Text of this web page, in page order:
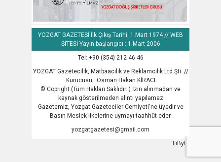
YOZGAT GAZETESİ İlk Çıkış Tarihi: 1 Mart 1974 // WEB
SİTESİ Yayın başlangıcı : 1 Mart 2006
Tel: +90 (354) 212 46 46
YOZGAT Gazetecilik, Matbaacılık ve Reklamcılık Ltd.Şti. //
Kurucusu : Osman Hakan KİRACI
© Copright (Tüm Hakları Saklıdır. ) İzin alınmadan ve
kaynak gösterilmeden alıntı yapılamaz
Gazetemiz, Yozgat Gazeteciler Cemiyeti'ne üyedir ve
Basın Meslek ilkelerine uymayı taahhüt eder.
yozgatgazetesi@gmail.com
FiByte